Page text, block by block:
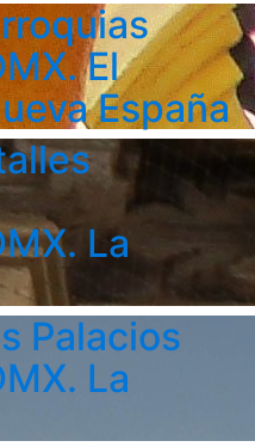
El
España
La
Palacios
La